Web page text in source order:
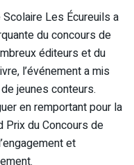
Les Écureuils a
du concours de
éditeurs et du
l’événement a mis
jeunes conteurs.
en remportant pour la
Prix du Concours de
et